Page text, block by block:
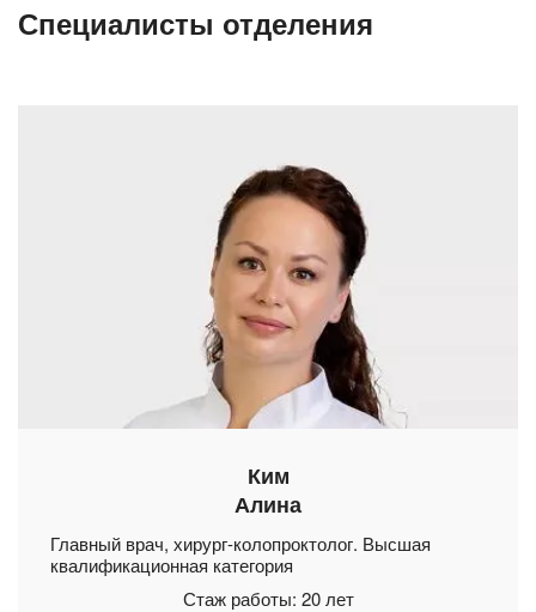
Специалисты отделения
Ким
Алина
Главный врач, хирург-колопроктолог. Высшая
квалификационная категория
Стаж работы: 20 лет